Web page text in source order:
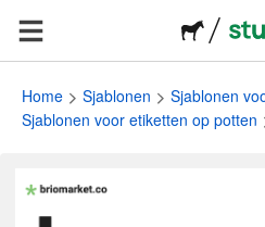
Home Sjablonen
Sjablonen
Sjablonen voor etiketten op potten